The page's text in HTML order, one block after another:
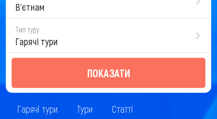
В'єтнам
Тип туру
Гарячі тури
ПОКАЗАТИ
Гарячі тури Тури Статті